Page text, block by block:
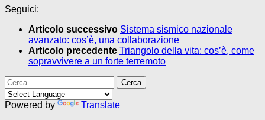
Seguici:
Articolo successivo Sistema sismico nazionale
avanzato: cos’è, una collaborazione
Articolo precedente Triangolo della vita: cos’è, come
sopravvivere a un forte terremoto
Ricerca
per:
Powered by
Translate